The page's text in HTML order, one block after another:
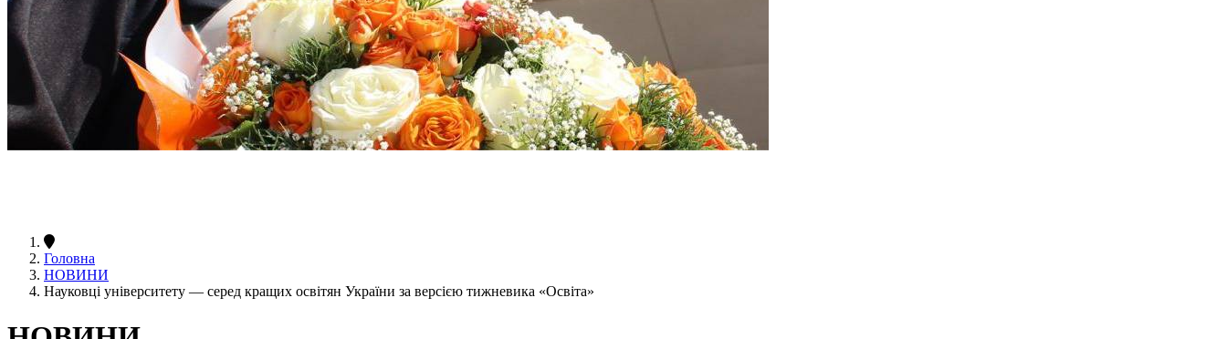
Головна
НОВИНИ
Науковці університету — серед кращих освітян України за версією тижневика «Освіта»